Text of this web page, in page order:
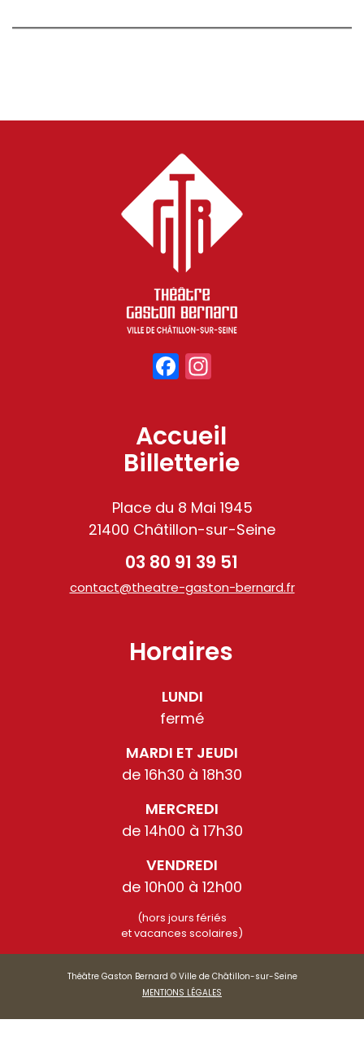
Facebook
Accueil
Billetterie
Place du 8 Mai 1945
21400 Châtillon-sur-Seine
03 80 91 39 51
contact@theatre-gaston-bernard.fr
Horaires
LUNDI
fermé
MARDI ET JEUDI
de 16h30 à 18h30
MERCREDI
de 14h00 à 17h30
VENDREDI
de 10h00 à 12h00
(hors jours fériés
et vacances scolaires)
Théâtre Gaston Bernard © Ville de Châtillon-sur-Seine
MENTIONS LÉGALES